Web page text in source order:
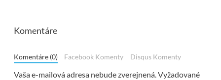
Komentáre
Komentáre (0) Facebook Komenty Disqus Komenty
Vaša e-mailová adresa nebude zverejnená.Vyžadované